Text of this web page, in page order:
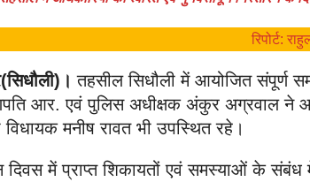
रिपोर्ट:
तहसील सिधौली में आयोजित संपूर्ण
आर. एवं पुलिस अधीक्षक अंकुर अग्रवाल ने
विधायक मनीष रावत भी उपस्थित रहे।
दिवस में प्राप्त शिकायतों एवं समस्याओं के